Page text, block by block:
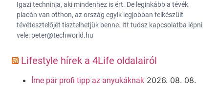
Igazi techninja, aki mindenhez is ért. De leginkább a tévék
piacán van otthon, az ország egyik legjobban felkészült
tévétesztelőjét tisztelhetjük benne. Itt tudsz kapcsolatba lépni
vele: peter@techworld.hu
Lifestyle hírek a 4Life oldalairól
Íme pár profi tipp az anyukáknak 2026. 08. 08.